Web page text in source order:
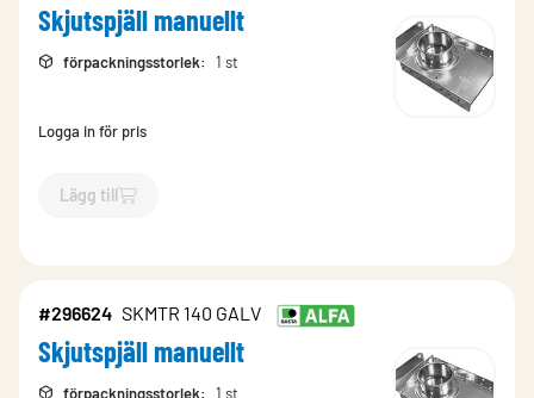
Skjutspjäll manuellt
förpackningsstorlek: 1 st
Logga in för pris
Lägg till
`$Lägg till
#296624 SKMTR 140 GALV
Skjutspjäll manuellt
förpackningsstorlek: 1 st